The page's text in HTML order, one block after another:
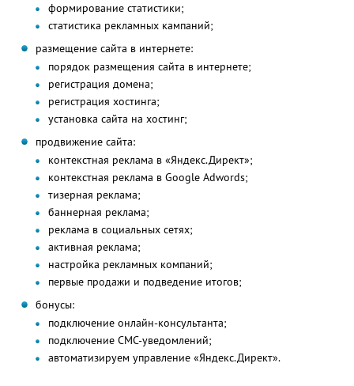
формирование статистики;
статистика рекламных кампаний;
размещение сайта в интернете:
порядок размещения сайта в интернете;
регистрация домена;
регистрация хостинга;
установка сайта на хостинг;
продвижение сайта:
контекстная реклама в «Яндекс.Директ»;
контекстная реклама в Google Adwords;
тизерная реклама;
баннерная реклама;
реклама в социальных сетях;
активная реклама;
настройка рекламных компаний;
первые продажи и подведение итогов;
бонусы:
подключение онлайн-консультанта;
подключение СМС-уведомлений;
автоматизируем управление «Яндекс.Директ».